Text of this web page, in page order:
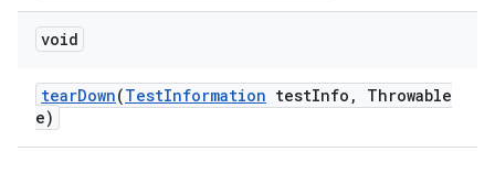
void
tearDown(TestInformation testInfo ,
Throwable
e)